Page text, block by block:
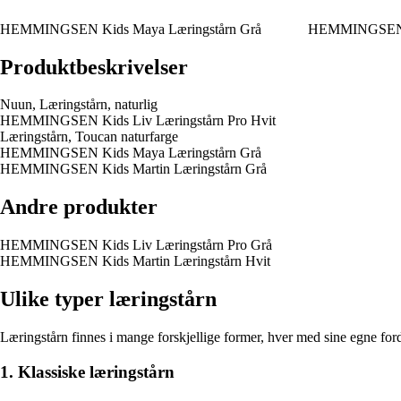
HEMMINGSEN Kids Maya Læringstårn Grå
Produktbeskrivelser
Nuun, Læringstårn, naturlig
HEMMINGSEN Kids Liv Læringstårn Pro Hvit
Læringstårn, Toucan naturfarge
HEMMINGSEN Kids Maya Læringstårn Grå
HEMMINGSEN Kids Martin Læringstårn Grå
Andre produkter
HEMMINGSEN Kids Liv Læringstårn Pro Grå
HEMMINGSEN Kids Martin Læringstårn Hvit
Ulike typer læringstårn
Læringstårn finnes i mange forskjellige former, hver med sine egne
1. Klassiske læringstårn